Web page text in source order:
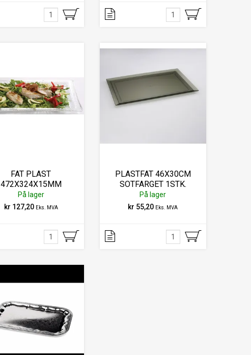
FAT PLAST
472X324X15MM
KRYSTALL
På lager
kr 127,20 Eks. MVA
PLASTFAT 46X30CM
SOTFARGET 1STK.
På lager
kr 55,20 Eks. MVA